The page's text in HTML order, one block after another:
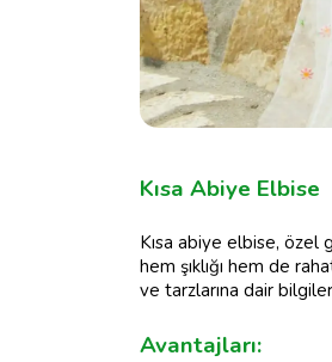
Kısa Abiye Elbise
Kısa abiye elbise, özel
hem şıklığı hem de
ve tarzlarına dair
Avantajları: